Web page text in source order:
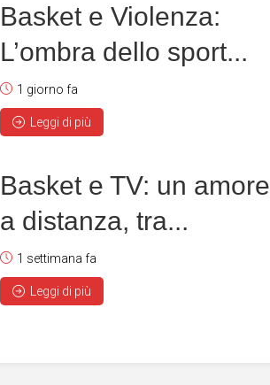
Basket e Violenza:
L’ombra dello sport...
1 giorno fa
Leggi di più
Basket e TV: un amore
a distanza, tra...
1 settimana fa
Leggi di più